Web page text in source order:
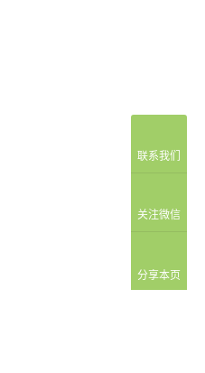
联系我们
关注微信
分享本页